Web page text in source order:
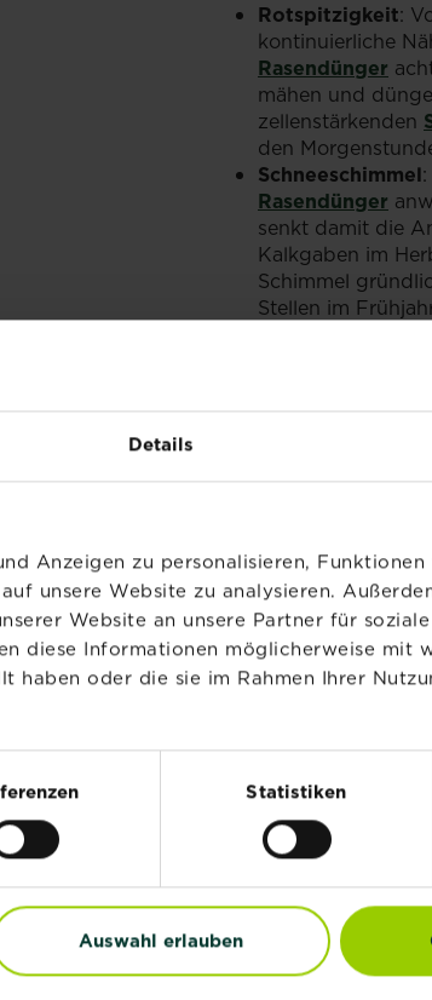
Details
Anzeigen zu personalisieren,
unsere Website zu analysieren.
Website an unsere Partner für
diese Informationen möglicherweise mit
haben oder die sie im Rahmen Ihrer
Statistiken
Auswahl erlauben
Rotspitzigkeit:
kontinuierliche
Rasendünger
mähen und
zellenstärkenden
den
Schneeschimmel
Rasendünger
senkt damit die
Kalkgaben im
Schimmel
Stellen im
:
mit einer
notwendig die
Boden sind. Es
Vertikutieren, um
: Ideal ist
Bewässerung
kontinuierlichen
akutem Befall
zellenstärkenden
PRODUKTE